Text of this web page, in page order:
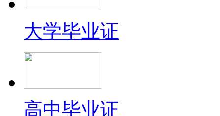
大学毕业证
高中毕业证